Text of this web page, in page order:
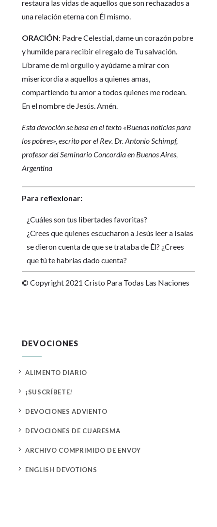
restaura las vidas de aquellos que son rechazados a
una relación eterna con Él mismo.
ORACIÓN: Padre Celestial, dame un corazón pobre
y humilde para recibir el regalo de Tu salvación.
Líbrame de mi orgullo y ayúdame a mirar con
misericordia a aquellos a quienes amas,
compartiendo tu amor a todos quienes me rodean.
En el nombre de Jesús. Amén.
Esta devoción se basa en el texto «Buenas noticias para
los pobres», escrito por el Rev. Dr. Antonio Schimpf,
profesor del Seminario Concordia en Buenos Aires,
Argentina
Para reflexionar:
¿Cuáles son tus libertades favoritas?
¿Crees que quienes escucharon a Jesús leer a Isaías
se dieron cuenta de que se trataba de Él? ¿Crees
que tú te habrías dado cuenta?
© Copyright 2021 Cristo Para Todas Las Naciones
DEVOCIONES
5 ALIMENTO DIARIO
5 ¡SUSCRÍBETE!
5 DEVOCIONES ADVIENTO
5 DEVOCIONES DE CUARESMA
5 ARCHIVO COMPRIMIDO DE ENVOY
5 ENGLISH DEVOTIONS